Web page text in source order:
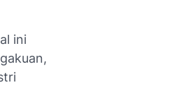
ini